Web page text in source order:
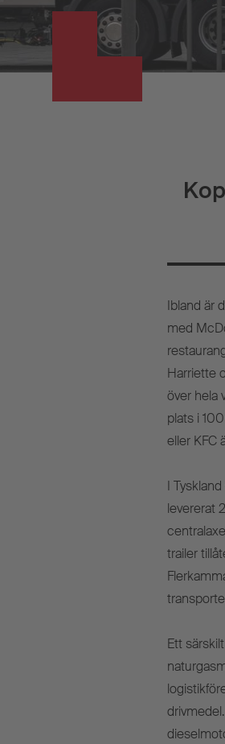
Ibland är
med
Harriette
över hela
plats i
eller KFC
I
levererat
trailer
Ett